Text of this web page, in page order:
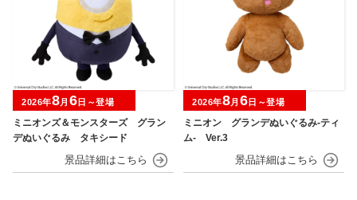
ミニオンズ＆モンスターズ グラン
デぬいぐるみ タキシード
2026年8月 6日～登場
ミニオン グランデぬいぐるみ‐ティ
ム‐ Ver.3
2026年8月 6日～登場